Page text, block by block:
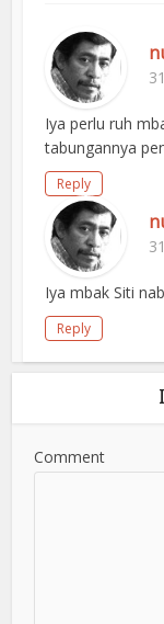
Iya perlu ruh
tabungannya
Reply
Iya mbak Siti
Reply
Comment